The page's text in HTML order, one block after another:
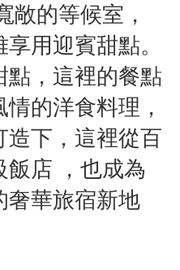
敞的等候室，
用迎賓甜點。
點，這裡的餐點
的洋食料理，
造下，這裡從百
飯店 ，也成為
奢華旅宿新地